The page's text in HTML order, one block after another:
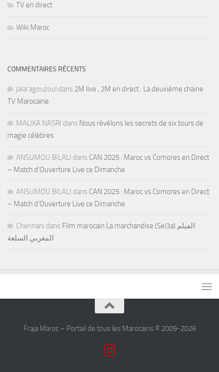
TV en direct
Wiki Maroc
COMMENTAIRES RÉCENTS
jalal agouzoul dans 2M live , 2M en direct : La deuxième chaine
TV Marocaine
MALIKA NASRI dans Nous révélons les secrets de six tours de
magie célèbres
ANSUMOU BILALI dans CAN 2025 : Maroc vs Comores en Direct
– Match d’Ouverture Live ce Dimanche
ANSUMOU BILALI dans CAN 2025 : Maroc vs Comores en Direct
– Match d’Ouverture Live ce Dimanche
Chennani dans Film marocain La marchandise (Sel3a) الفيلم
المغربي السلعة
Fraja Maroc – Portail de tous les Marocains © 2009-2026